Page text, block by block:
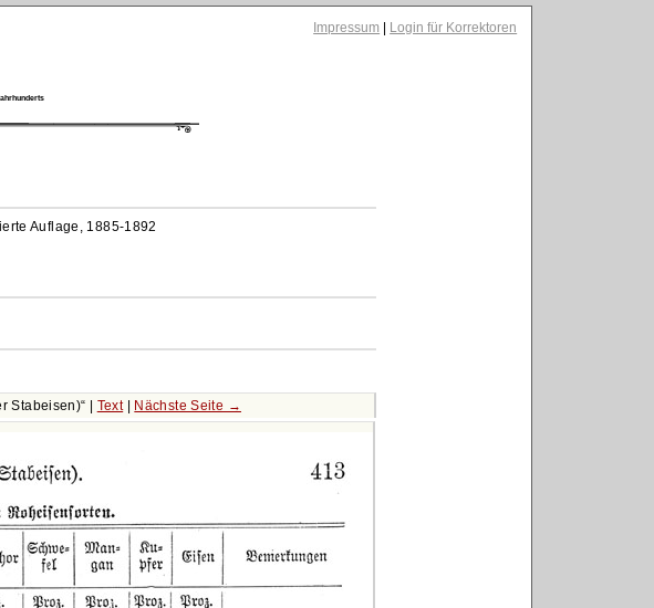
Impressum Login für Korrektoren
Auflage, 1885-1892
Stabeisen) Text| Nächste Seite →